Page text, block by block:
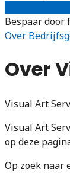
Bespaar door
Over
Over
Visual Art
Visual Art
op deze
Op zoek naar